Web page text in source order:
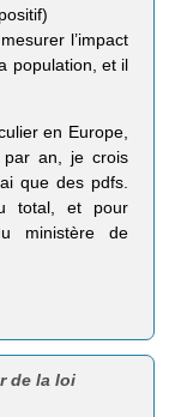
l’impact
population, et il
en Europe,
par an, je crois
que des pdfs.
total, et pour
ministère de
de la loi